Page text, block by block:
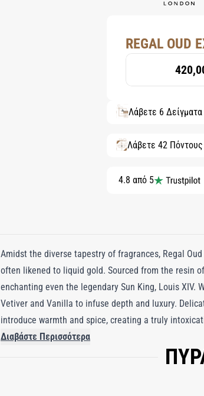
REGAL OUD
Λάβετε 6
Λάβετε 42 Πόντους
4.8 από 5
Amidst the diverse tapestry of fragrances, Regal
often likened to liquid gold. Sourced from the resin
enchanting even the legendary Sun King, Louis
Vetiver and Vanilla to infuse depth and luxury.
introduce warmth and spice, creating a truly
Collection, Regal Oud embodies unparalleled
Διαβάστε Περισσότερα